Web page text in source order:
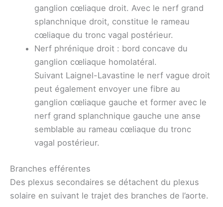
ganglion cœliaque droit. Avec le nerf grand
splanchnique droit, constitue le rameau
cœliaque du tronc vagal postérieur.
Nerf phrénique droit : bord concave du
ganglion cœliaque homolatéral.
Suivant Laignel-Lavastine le nerf vague droit
peut également envoyer une fibre au
ganglion cœliaque gauche et former avec le
nerf grand splanchnique gauche une anse
semblable au rameau cœliaque du tronc
vagal postérieur.
Branches efférentes
Des plexus secondaires se détachent du plexus
solaire en suivant le trajet des branches de l’aorte.